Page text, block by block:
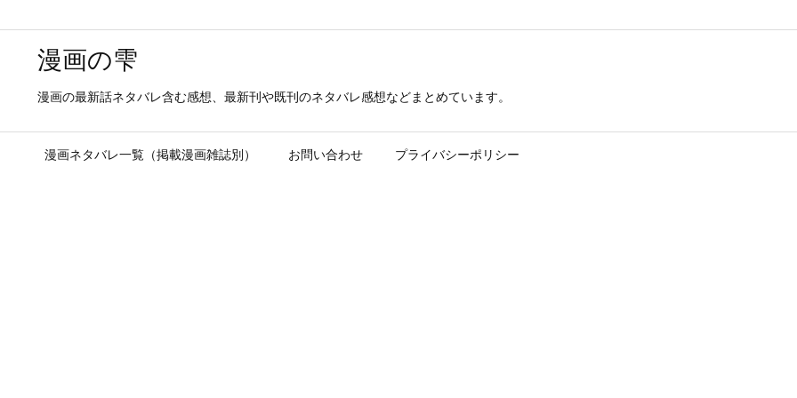
漫画の雫
漫画の最新話ネタバレ含む感想、最新刊や既刊のネタバレ感想などまとめています。
漫画ネタバレ一覧（掲載漫画雑誌別） お問い合わせ プライバシーポリシー